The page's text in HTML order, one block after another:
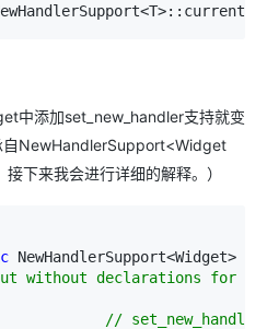
中添加set_new_handler支持就变
自NewHandlerSupport<Widget
下来我会进行详细的解释。）
NewHandlerSupport<Widget>
without declarations for
//